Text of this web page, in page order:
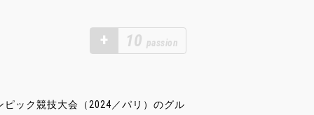
+ 10 passion
ック競技大会（2024／パリ）のグル